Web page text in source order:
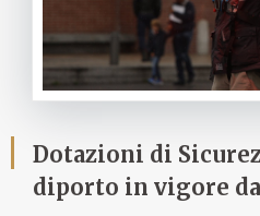
Dotazioni di
diporto in vigore